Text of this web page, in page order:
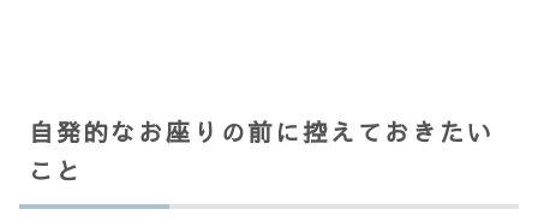
自発的なお座りの前に控えておきたい
こと